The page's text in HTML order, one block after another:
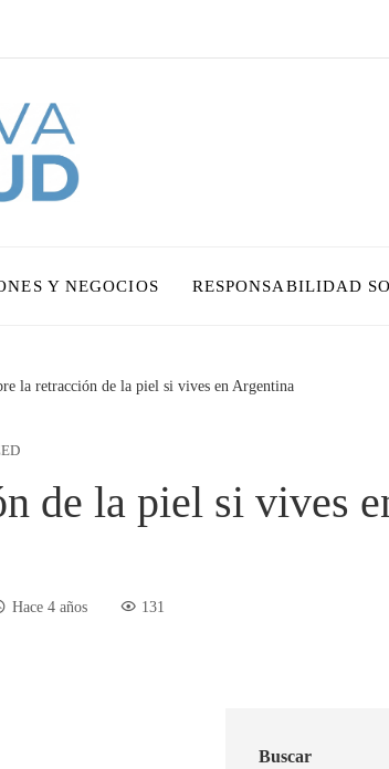
Y NEGOCIOS RESPONSABILIDAD
la retracción de la piel si vives en Argentina
de la piel si vives
Hace 4 años 131
Buscar